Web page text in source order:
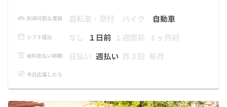
利用可能な車両 自転車・原付 バイク 自動車
シフト提出 なし １日前 １週間前 １ヶ月前
給料支払い時期 日払い 週払い 月２回 毎月
今日応募したら